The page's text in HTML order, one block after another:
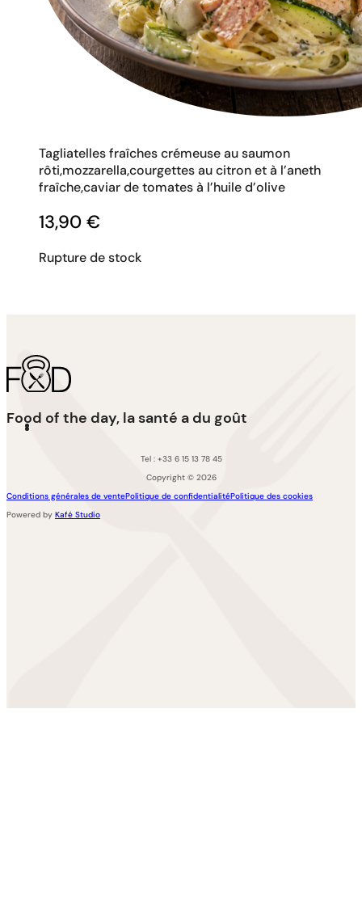
Tagliatelles fraîches crémeuse au saumon
rôti,mozzarella,courgettes au citron et à l’aneth
fraîche,caviar de tomates à l’huile d’olive
13,90 €
Rupture de stock
Food of the day, la santé a du goût
Tel : +33 6 15 13 78 45
Copyright © 2026
Conditions générales de ventePolitique de confidentialitéPolitique des cookies
Powered by Kafé Studio